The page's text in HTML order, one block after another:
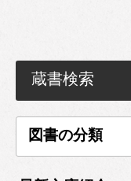
蔵書検索
図書の分類